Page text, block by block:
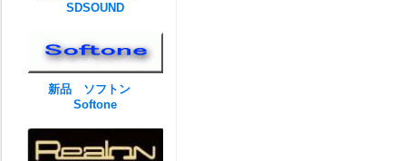
SDSOUND
新品 ソフトン
Softone